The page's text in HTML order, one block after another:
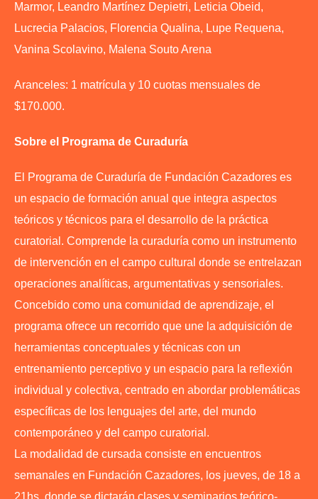
Marmor, Leandro Martínez Depietri, Leticia Obeid,
Lucrecia Palacios, Florencia Qualina, Lupe Requena,
Vanina Scolavino, Malena Souto Arena
Aranceles: 1 matrícula y 10 cuotas mensuales de
$170.000.
Sobre el Programa de Curaduría
El Programa de Curaduría de Fundación Cazadores es
un espacio de formación anual que integra aspectos
teóricos y técnicos para el desarrollo de la práctica
curatorial. Comprende la curaduría como un instrumento
de intervención en el campo cultural donde se entrelazan
operaciones analíticas, argumentativas y sensoriales.
Concebido como una comunidad de aprendizaje, el
programa ofrece un recorrido que une la adquisición de
herramientas conceptuales y técnicas con un
entrenamiento perceptivo y un espacio para la reflexión
individual y colectiva, centrado en abordar problemáticas
específicas de los lenguajes del arte, del mundo
contemporáneo y del campo curatorial.
La modalidad de cursada consiste en encuentros
semanales en Fundación Cazadores, los jueves, de 18 a
21hs, donde se dictarán clases y seminarios teórico-